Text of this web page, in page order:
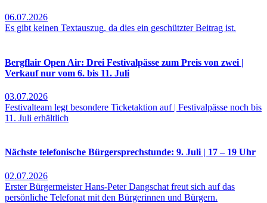
06.07.2026
Es gibt keinen Textauszug, da dies ein geschützter Beitrag ist.
Bergflair Open Air: Drei Festivalpässe zum Preis von zwei |
Verkauf nur vom 6. bis 11. Juli
03.07.2026
Festivalteam legt besondere Ticketaktion auf | Festivalpässe noch bis
11. Juli erhältlich
Nächste telefonische Bürgersprechstunde: 9. Juli | 17 – 19 Uhr
02.07.2026
Erster Bürgermeister Hans-Peter Dangschat freut sich auf das
persönliche Telefonat mit den Bürgerinnen und Bürgern.